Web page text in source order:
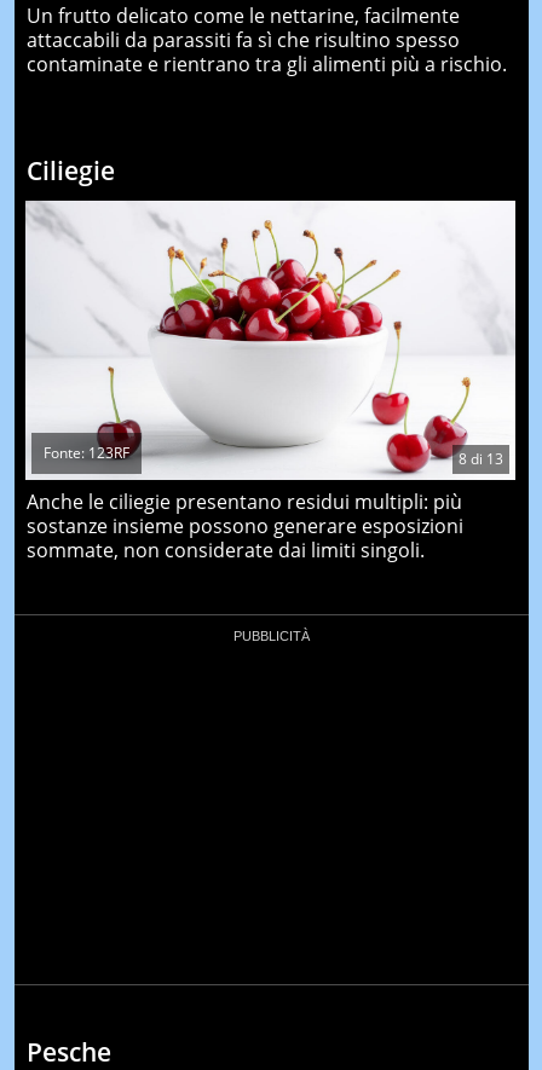
Un frutto delicato come le nettarine, facilmente
attaccabili da parassiti fa sì che risultino spesso
contaminate e rientrano tra gli alimenti più a rischio.
Ciliegie
8di 13
Fonte: 123RF
Anche le ciliegie presentano residui multipli: più
sostanze insieme possono generare esposizioni
sommate, non considerate dai limiti singoli.
Pesche